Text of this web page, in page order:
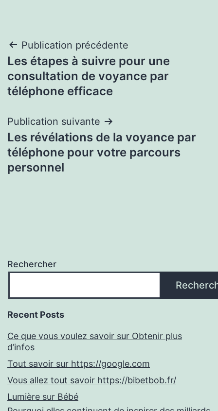
Navigation
de
l’article
Publication précédente
Les étapes à suivre pour une
consultation de voyance par
téléphone efficace
Publication suivante
Les révélations de la voyance par
téléphone pour votre parcours
personnel
Rechercher
Recent Posts
Ce que vous voulez savoir sur Obtenir plus
d’infos
Tout savoir sur https://google.com
Vous allez tout savoir https://bibetbob.fr/
Lumière sur Bébé